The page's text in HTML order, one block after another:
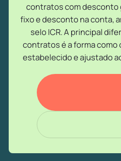
contratos com desconto
fixo e desconto na conta,
selo ICR. A principal
contratos é a forma como
estabelecido e ajustado